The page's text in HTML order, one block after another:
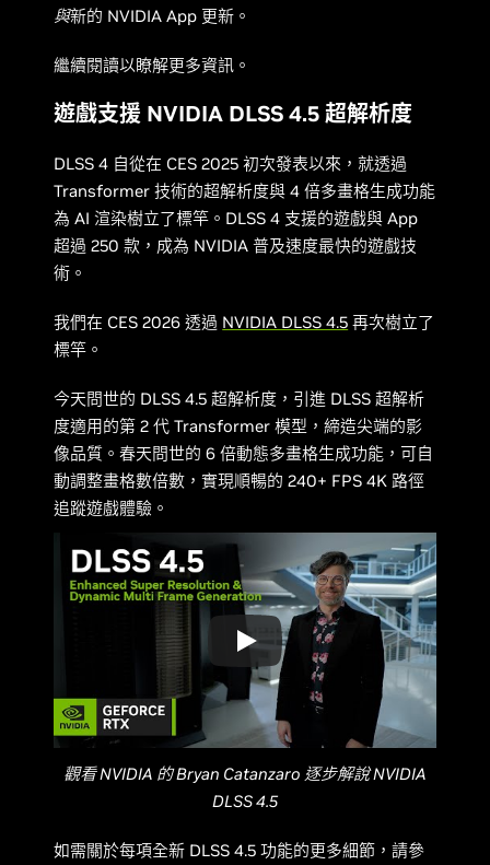
與新的 NVIDIA App 更新。
繼續閱讀以瞭解更多資訊。
遊戲支援 NVIDIA DLSS 4.5 超解析度
DLSS 4 自從在 CES 2025 初次發表以來，就透過
Transformer 技術的超解析度與 4 倍多畫格生成功能
為 AI 渲染樹立了標竿。DLSS 4 支援的遊戲與 App
超過 250 款，成為 NVIDIA 普及速度最快的遊戲技
術。
我們在 CES 2026 透過 NVIDIA DLSS 4.5 再次樹立了
標竿。
今天問世的 DLSS 4.5 超解析度，引進 DLSS 超解析
度適用的第 2 代 Transformer 模型，締造尖端的影
像品質。春天問世的 6 倍動態多畫格生成功能，可自
動調整畫格數倍數，實現順暢的 240+ FPS 4K 路徑
追蹤遊戲體驗。
觀看 NVIDIA 的 Bryan Catanzaro 逐步解說 NVIDIA
DLSS 4.5
如需關於每項全新 DLSS 4.5 功能的更多細節，請參